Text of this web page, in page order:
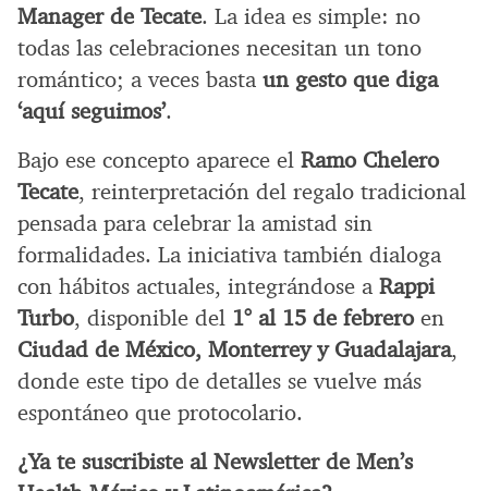
Manager de Tecate. La idea es simple: no
todas las celebraciones necesitan un tono
romántico; a veces basta un gesto que diga
‘aquí seguimos’.
Bajo ese concepto aparece el Ramo Chelero
Tecate, reinterpretación del regalo tradicional
pensada para celebrar la amistad sin
formalidades. La iniciativa también dialoga
con hábitos actuales, integrándose a Rappi
Turbo, disponible del 1° al 15 de febreroen
Ciudad de México, Monterrey y Guadalajara,
donde este tipo de detalles se vuelve más
espontáneo que protocolario.
¿Ya te suscribiste al Newsletter de Men’s